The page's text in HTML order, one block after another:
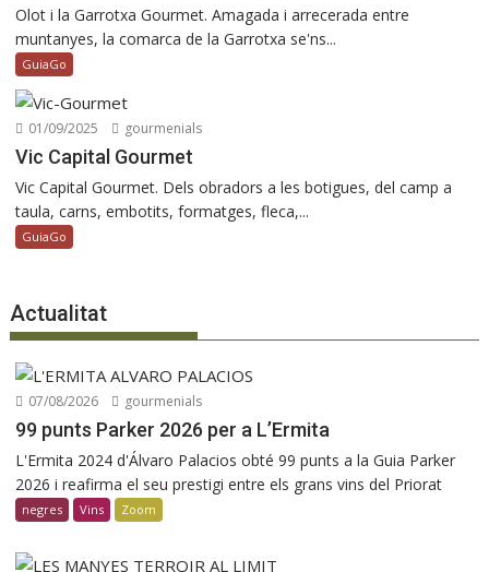
Olot i la Garrotxa Gourmet. Amagada i arrecerada entre
muntanyes, la comarca de la Garrotxa se'ns...
GuiaGo
01/09/2025 gourmenials
Vic Capital Gourmet
Vic Capital Gourmet. Dels obradors a les botigues, del camp a
taula, carns, embotits, formatges, fleca,...
GuiaGo
Actualitat
07/08/2026 gourmenials
99 punts Parker 2026 per a L’Ermita
L'Ermita 2024 d'Álvaro Palacios obté 99 punts a la Guia Parker
2026 i reafirma el seu prestigi entre els grans vins del Priorat
negres Vins Zoom